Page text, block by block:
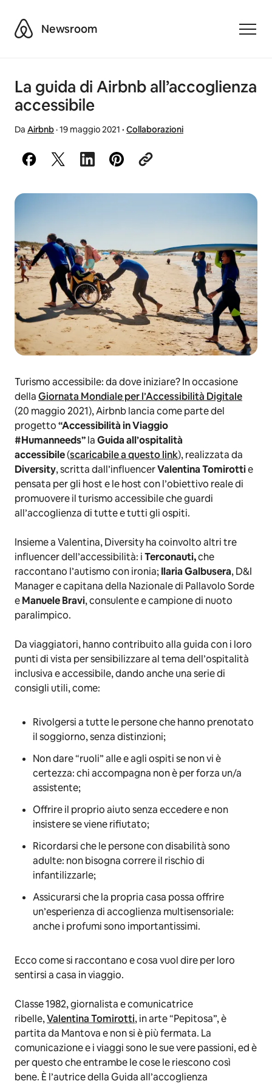
AirbnbNewsroom
La guida di Airbnb all’accoglienza
accessibile
Da Airbnb·19 maggio 2021 · Collaborazioni
Turismo accessibile: da dove iniziare? In occasione
dellaGiornata Mondiale per l’Accessibilità Digitale
(20 maggio 2021), Airbnb lancia come parte del
progetto“Accessibilità in Viaggio
#Humanneeds”laGuida all’ospitalità
accessibile(scaricabile a questo link), realizzata da
Diversity, scritta dall’influencerValentina Tomirottie
pensata per gli host e le host con l’obiettivo reale di
promuovere il turismo accessibile che guardi
all’accoglienza di tutte e tutti gli ospiti.
Insieme a Valentina, Diversity ha coinvolto altri tre
influencer dell’accessibilità: iTerconauti,che
raccontano l’autismo con ironia;Ilaria Galbusera, D&I
Manager e capitana della Nazionale di Pallavolo Sorde
eManuele Bravi, consulente e campione di nuoto
paralimpico.
Da viaggiatori, hanno contribuito alla guida con i loro
punti di vista per sensibilizzare al tema dell’ospitalità
inclusiva e accessibile, dando anche una serie di
consigli utili, come:
Rivolgersi a tutte le persone che hanno prenotato
il soggiorno, senza distinzioni;
Non dare “ruoli” alle e agli ospiti se non vi è
certezza: chi accompagna non è per forza un/a
assistente;
Offrire il proprio aiuto senza eccedere e non
insistere se viene rifiutato;
Ricordarsi che le persone con disabilità sono
adulte: non bisogna correre il rischio di
infantilizzarle;
Assicurarsi che la propria casa possa offrire
un’esperienza di accoglienza multisensoriale:
anche i profumi sono importantissimi.
Ecco come si raccontano e cosa vuol dire per loro
sentirsi a casa in viaggio.
Classe 1982, giornalista e comunicatrice
ribelle,Valentina Tomirotti, in arte “Pepitosa”, è
partita da Mantova e non si è più fermata. La
comunicazione e i viaggi sono le sue vere passioni, ed è
per questo che entrambe le cose le riescono così
bene. È l’autrice della Guida all’accoglienza